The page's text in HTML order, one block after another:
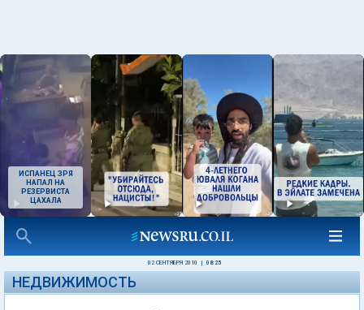
ИСПАНЕЦ ЗРЯ
НАПАЛ НА
РЕЗЕРВИСТА
ЦАХАЛА
02 СЕНТЯБРЯ 2010 08:25
НЕДВИЖИМОСТЬ